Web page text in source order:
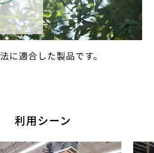
に適合した製品です。
利用シーン